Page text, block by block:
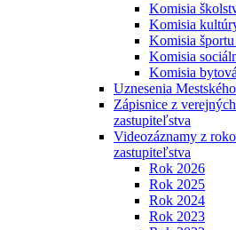
Komisia
Komisia
Komisia športu
Komisia
Komisia bytová
Uznesenia
Zápisnice z
zastupiteľstva
Videozáznamy z
zastupiteľstva
Rok 2026
Rok 2025
Rok 2024
Rok 2023